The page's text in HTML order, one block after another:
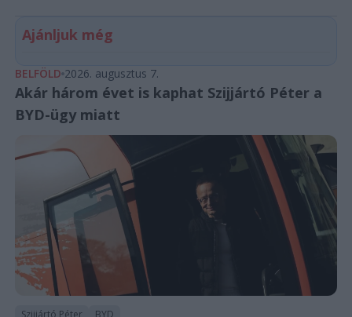
Ajánljuk még
BELFÖLD 2026. augusztus 7.
Akár három évet is kaphat Szijjártó Péter a
BYD-ügy miatt